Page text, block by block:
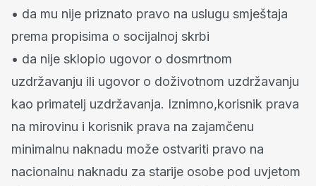
• da mu nije priznato pravo na uslugu smještaja
prema propisima o socijalnoj skrbi
• da nije sklopio ugovor o dosmrtnom
uzdržavanju ili ugovor o doživotnom uzdržavanju
kao primatelj uzdržavanja. Iznimno,korisnik prava
na mirovinu i korisnik prava na zajamčenu
minimalnu naknadu može ostvariti pravo na
nacionalnu naknadu za starije osobe pod uvjetom